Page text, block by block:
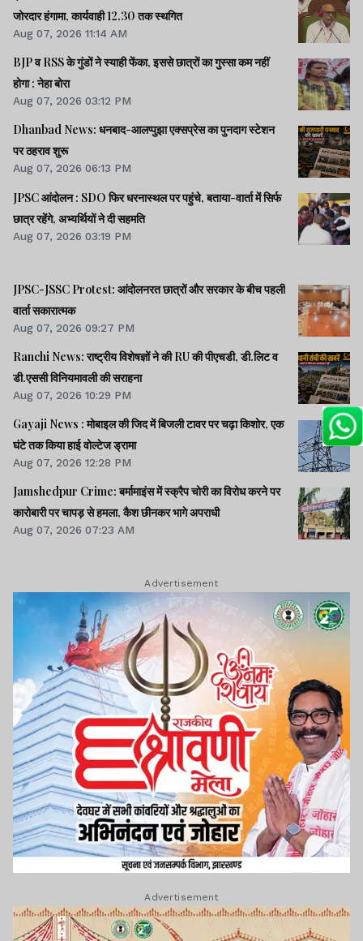
जोरदार हंगामा, कार्यवाही 12.30 तक स्थगित
Aug 07, 2026 11:14 AM
BJP व RSS के गुंडों ने स्याही फेंका, इससे छात्रों का गुस्सा कम नहीं
होगा : नेहा बोरा
Aug 07, 2026 03:12 PM
Dhanbad News: धनबाद-आलप्पुझा एक्सप्रेस का पुनदाग स्टेशन
पर ठहराव शुरू
Aug 07, 2026 06:13 PM
JPSC आंदोलन : SDO फिर धरनास्थल पर पहुंचे, बताया-वार्ता में सिर्फ
छात्र रहेंगे, अभ्यर्थियों ने दी सहमति
Aug 07, 2026 03:19 PM
JPSC-JSSC Protest: आंदोलनरत छात्रों और सरकार के बीच पहली
वार्ता सकारात्मक
Aug 07, 2026 09:27 PM
Ranchi News: राष्ट्रीय विशेषज्ञों ने की RU की पीएचडी, डी.लिट व
डी.एससी विनियमावली की सराहना
Aug 07, 2026 10:29 PM
Gayaji News : मोबाइल की जिद में बिजली टावर पर चढ़ा किशोर, एक
घंटे तक किया हाई वोल्टेज ड्रामा
Aug 07, 2026 12:28 PM
Jamshedpur Crime: बर्मामाइंस में स्क्रैप चोरी का विरोध करने पर
कारोबारी पर चापड़ से हमला, कैश छीनकर भागे अपराधी
Aug 07, 2026 07:23 AM
Advertisement
Advertisement